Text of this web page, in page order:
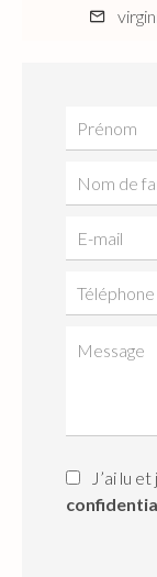
J’ai lu